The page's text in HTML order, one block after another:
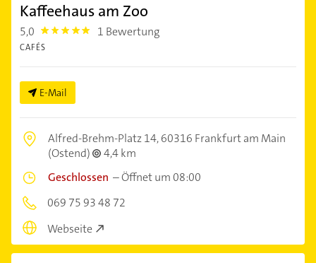
Kaffeehaus am Zoo
5,0 5.0 1 Bewertung
CAFÉS
E-Mail
Alfred-Brehm-Platz 14,60316 Frankfurt am Main
(Ostend)
4,4 km
Geschlossen –Öffnet um 08:00
069 75 93 48 72
Webseite